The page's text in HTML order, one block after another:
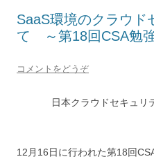
SaaS環境のクラウド
て ～第18回CSA勉
コメントをどうぞ
日本クラウドセキュ
12月16日に行われた第18回